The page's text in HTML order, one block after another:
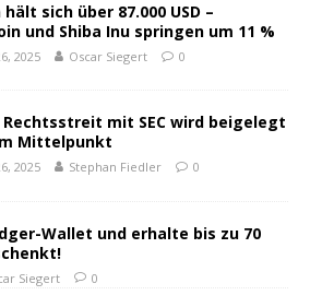
sich über 87.000 USD –
und Shiba Inu springen um 11 %
2025 Oscar Siegert 0
Rechtsstreit mit SEC wird beigelegt
Mittelpunkt
2025 Stephan Fiedler 0
Wallet und erhalte bis zu 70
Siegert 0